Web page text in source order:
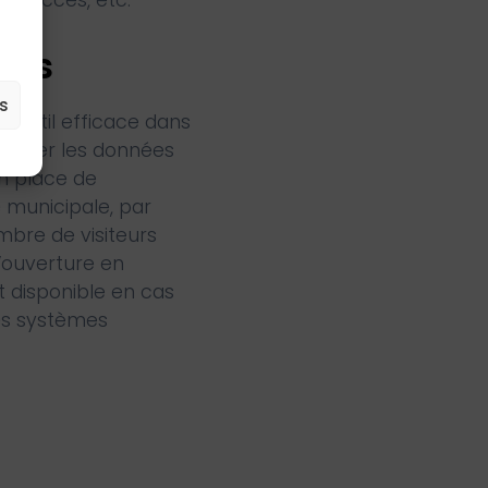
outil efficace dans
les données
place de
par
de visiteurs
en
disponible en cas
systèmes